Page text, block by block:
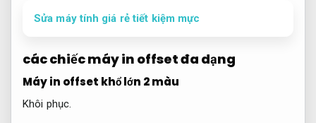
Sửa máy tính giá rẻ tiết kiệm mực
các chiếc máy in offset đa dạng
Máy in offset khổ lớn 2 màu
Khôi phục.